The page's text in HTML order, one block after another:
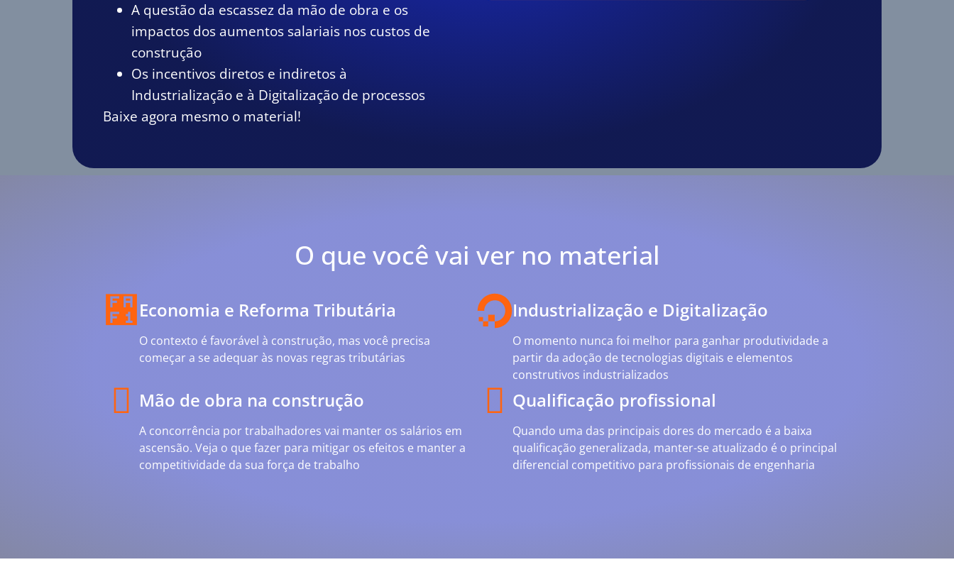
A questão da escassez da mão de obra e os
impactos dos aumentos salariais nos custos de
construção
Os incentivos diretos e indiretos à
Industrialização e à Digitalização de processos
Baixe agora mesmo o material!
O que você vai ver no material
Economia e Reforma Tributária
O contexto é favorável à construção, mas você precisa
começar a se adequar às novas regras tributárias
Industrialização e Digitalização
O momento nunca foi melhor para ganhar produtividade a
partir da adoção de tecnologias digitais e elementos
construtivos industrializados
Mão de obra na construção
A concorrência por trabalhadores vai manter os salários em
ascensão. Veja o que fazer para mitigar os efeitos e manter a
competitividade da sua força de trabalho
Qualificação profissional
Quando uma das principais dores do mercado é a baixa
qualificação generalizada, manter-se atualizado é o principal
diferencial competitivo para profissionais de engenharia